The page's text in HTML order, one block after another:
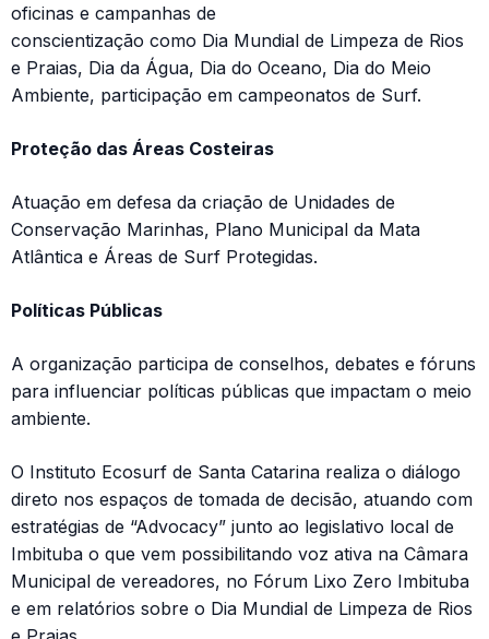
oficinas e campanhas de
conscientização como Dia Mundial de Limpeza de Rios
e Praias, Dia da Água, Dia do Oceano, Dia do Meio
Ambiente, participação em campeonatos de Surf.
Proteção das Áreas Costeiras
Atuação em defesa da criação de Unidades de
Conservação Marinhas, Plano Municipal da Mata
Atlântica e Áreas de Surf Protegidas.
Políticas Públicas
A organização participa de conselhos, debates e fóruns
para influenciar políticas públicas que impactam o meio
ambiente.
O Instituto Ecosurf de Santa Catarina realiza o diálogo
direto nos espaços de tomada de decisão, atuando com
estratégias de “Advocacy” junto ao legislativo local de
Imbituba o que vem possibilitando voz ativa na Câmara
Municipal de vereadores, no Fórum Lixo Zero Imbituba
e em relatórios sobre o Dia Mundial de Limpeza de Rios